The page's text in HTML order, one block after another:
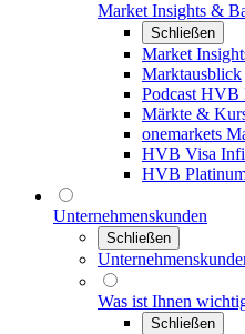
Market Insights &
Schließen
Market
Marktausblick
Podcast
Märkte &
onemarkets
HVB Visa
HVB
Unternehmenskunden
Schließen
Was ist Ihnen
Schließen